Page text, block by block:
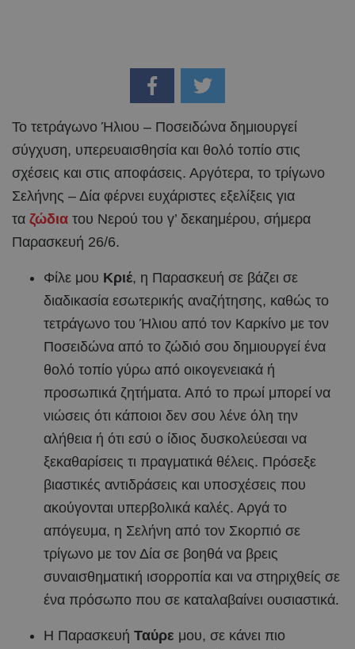
Το τετράγωνο Ήλιου – Ποσειδώνα δημιουργεί
σύγχυση, υπερευαισθησία και θολό τοπίο στις
σχέσεις και στις αποφάσεις. Αργότερα, το τρίγωνο
Σελήνης – Δία φέρνει ευχάριστες εξελίξεις για
τα ζώδια του Νερού του γ’ δεκαημέρου, σήμερα
Παρασκευή 26/6.
Φίλε μου Κριέ, η Παρασκευή σε βάζει σε
διαδικασία εσωτερικής αναζήτησης, καθώς το
τετράγωνο του Ήλιου από τον Καρκίνο με τον
Ποσειδώνα από το ζώδιό σου δημιουργεί ένα
θολό τοπίο γύρω από οικογενειακά ή
προσωπικά ζητήματα. Από το πρωί μπορεί να
νιώσεις ότι κάποιοι δεν σου λένε όλη την
αλήθεια ή ότι εσύ ο ίδιος δυσκολεύεσαι να
ξεκαθαρίσεις τι πραγματικά θέλεις. Πρόσεξε
βιαστικές αντιδράσεις και υποσχέσεις που
ακούγονται υπερβολικά καλές. Αργά το
απόγευμα, η Σελήνη από τον Σκορπιό σε
τρίγωνο με τον Δία σε βοηθά να βρεις
συναισθηματική ισορροπία και να στηριχθείς σε
ένα πρόσωπο που σε καταλαβαίνει ουσιαστικά.
Η Παρασκευή Ταύρε μου, σε κάνει πιο